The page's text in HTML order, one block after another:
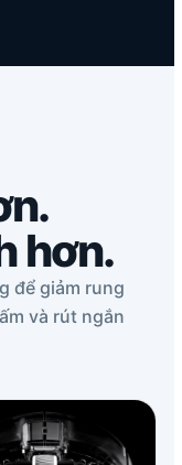
hơn.
để giảm rung
và rút ngắn